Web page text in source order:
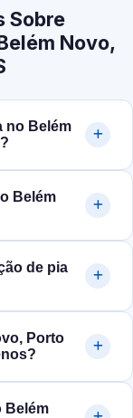
Sobre
Novo,
no Belém
Belém
de pia
Porto
Belém